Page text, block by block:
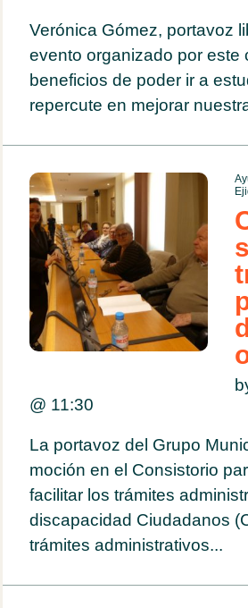
Verónica Gómez, portavoz
evento organizado por este
beneficios de poder ir a
repercute en mejorar
@ 11:30
La portavoz del Grupo
moción en el Consistorio
facilitar los trámites
discapacidad Ciudadanos
trámites administrativos...